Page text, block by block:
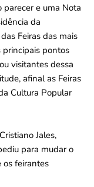
e uma Nota
da
Feiras das mais
principais pontos
visitantes dessa
afinal as Feiras
Cultura Popular
Jales,
para mudar o
os feirantes